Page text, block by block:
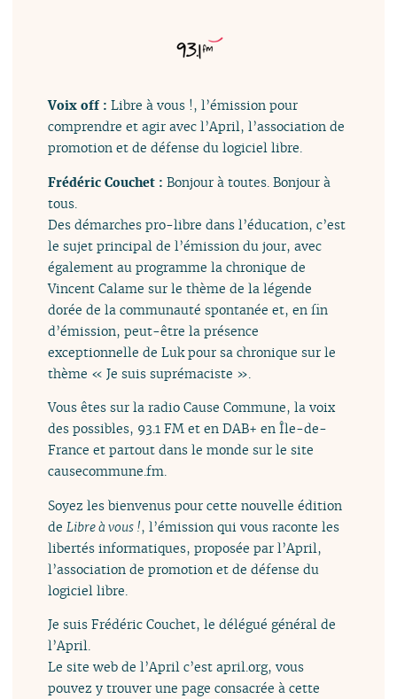
Voix off :Libre à vous !, l’émission pour
comprendre et agir avec l’April, l’association de
promotion et de défense du logiciel libre.
Frédéric Couchet :Bonjour à toutes. Bonjour à
tous.
Des démarches pro-libre dans l’éducation, c’est
le sujet principal de l’émission du jour, avec
également au programme la chronique de
Vincent Calame sur le thème de la légende
dorée de la communauté spontanée et, en fin
d’émission, peut-être la présence
exceptionnelle de Luk pour sa chronique sur le
thème « Je suis suprémaciste ».
Vous êtes sur la radio Cause Commune, la voix
des possibles, 93.1 FM et en DAB+ en Île-de-
France et partout dans le monde sur le site
causecommune.fm.
Soyez les bienvenus pour cette nouvelle édition
de Libre à vous !, l’émission qui vous raconte les
libertés informatiques, proposée par l’April,
l’association de promotion et de défense du
logiciel libre.
Je suis Frédéric Couchet, le délégué général de
l’April.
Le site web de l’April c’est april.org, vous
pouvez y trouver une page consacrée à cette